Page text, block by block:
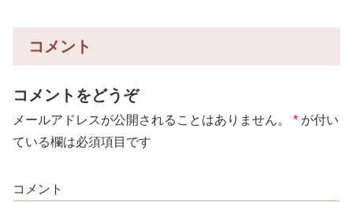
コメント
コメントをどうぞ
メールアドレスが公開されることはありません。 * が付い
ている欄は必須項目です
コメント